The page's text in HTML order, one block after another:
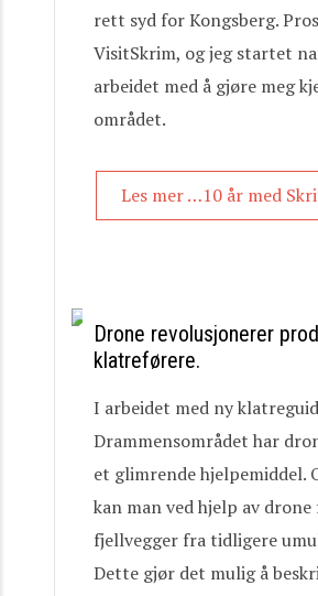
rett syd for Kongsberg.
VisitSkrim, og jeg startet
arbeidet med å gjøre meg
området.
Les mer …10 år med
Drone revolusjonerer
klatreførere.
I arbeidet med ny
Drammensområdet har
et glimrende hjelpemiddel.
kan man ved hjelp av drone
fjellvegger fra tidligere
Dette gjør det mulig å